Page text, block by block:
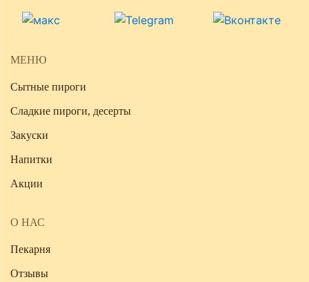
МЕНЮ
Сытные пироги
Сладкие пироги, десерты
Закуски
Напитки
Акции
О НАС
Пекарня
Отзывы